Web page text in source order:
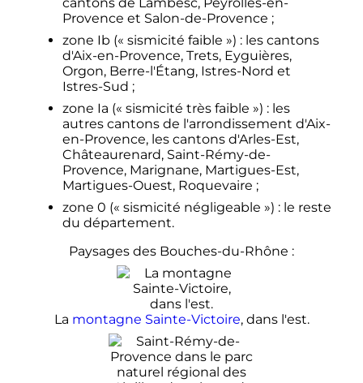
Provence et Salon-de-Provence ;
zone Ib (« sismicité faible ») : les cantons
d'Aix-en-Provence, Trets, Eyguières,
Orgon, Berre-l'Étang, Istres-Nord et
Istres-Sud ;
zone Ia (« sismicité très faible ») : les
autres cantons de l'arrondissement d'Aix-
en-Provence, les cantons d'Arles-Est,
Châteaurenard, Saint-Rémy-de-
Provence, Marignane, Martigues-Est,
Martigues-Ouest, Roquevaire ;
zone 0 (« sismicité négligeable ») : le reste
du département.
Paysages des Bouches-du-Rhône :
La montagne Sainte-Victoire, dans l'est.